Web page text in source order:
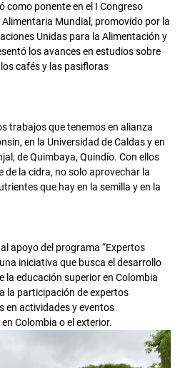
como ponente en el I Congreso
Mundial, promovido por la
Unidas para la Alimentación y
los avances en estudios sobre
cafés y las pasifloras
trabajos que tenemos en alianza
en la Universidad de Caldas y en
de Quimbaya, Quindío. Con ellos
la cidra, no solo aprovechar la
que hay en la semilla y en la
apoyo del programa “Expertos
iniciativa que busca el desarrollo
la educación superior en Colombia
la participación de expertos
en actividades y eventos
Colombia o el exterior.